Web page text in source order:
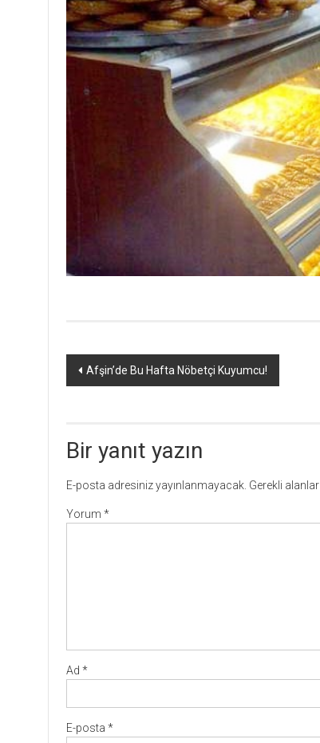
Yazı
Afşin’de Bu Hafta Nöbetçi Kuyumcu!
Bir yanıt yazın
E-posta adresiniz yayınlanmayacak. Gerekli alanlar
Yorum *
Ad *
E-posta *